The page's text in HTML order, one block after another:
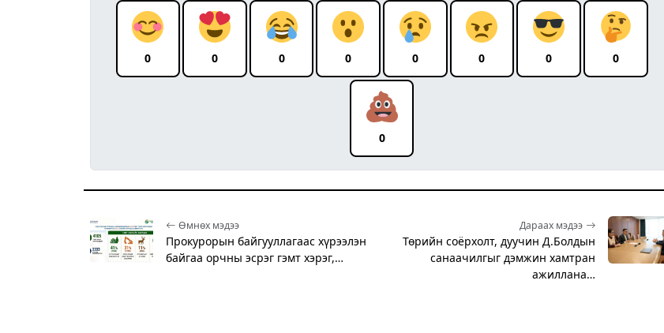
0 0 0 0 0 0 0 0
0
Өмнөх мэдээ
Прокурорын байгууллагаас хүрээлэн
байгаа орчны эсрэг гэмт хэрэг,…
Дараах мэдээ
Төрийн соёрхолт, дуучин Д.Болдын
санаачилгыг дэмжин хамтран
ажиллана…